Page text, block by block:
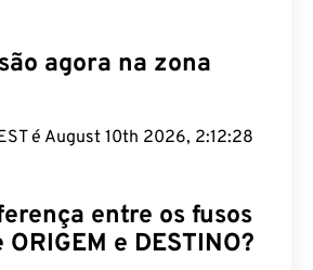
agora na zona
é August 10th 2026, 2:12:29
entre os fusos
e DESTINO?